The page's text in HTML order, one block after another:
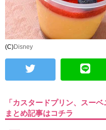
(C)Disney
「カスタードプリン、スー
まとめ記事はコチラ